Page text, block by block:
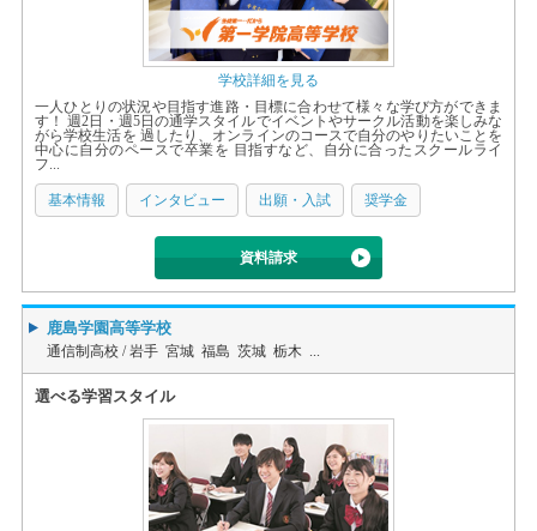
学校詳細を見る
一人ひとりの状況や目指す進路・目標に合わせて様々な学び方ができま
す！ 週2日・週5日の通学スタイルでイベントやサークル活動を楽しみな
がら学校生活を 過したり、オンラインのコースで自分のやりたいことを
中心に自分のペースで卒業を 目指すなど、自分に合ったスクールライ
フ...
基本情報 インタビュー 出願・入試 奨学金
資料請求
鹿島学園高等学校
通信制高校 /岩手 宮城 福島 茨城 栃木 ...
選べる学習スタイル